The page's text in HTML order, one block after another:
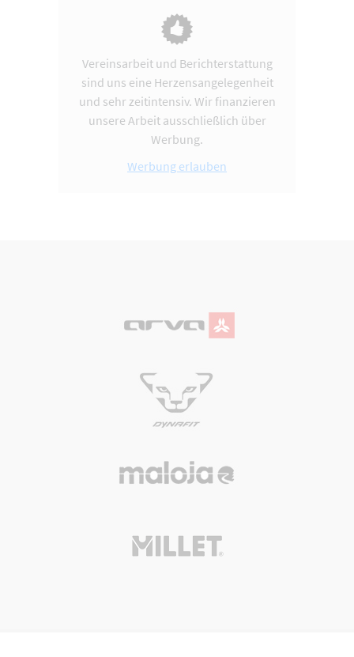
Vereinsarbeit und Berichterstattung
sind uns eine Herzensangelegenheit
und sehr zeitintensiv. Wir finanzieren
unsere Arbeit ausschließlich über
Werbung.
Werbung erlauben